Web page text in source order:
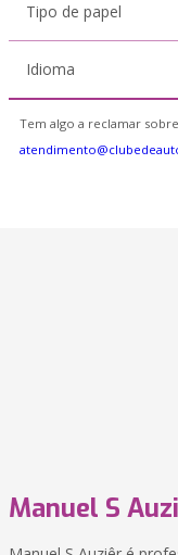
Tipo de papel
Idioma
Tem algo a reclamar
Manuel S